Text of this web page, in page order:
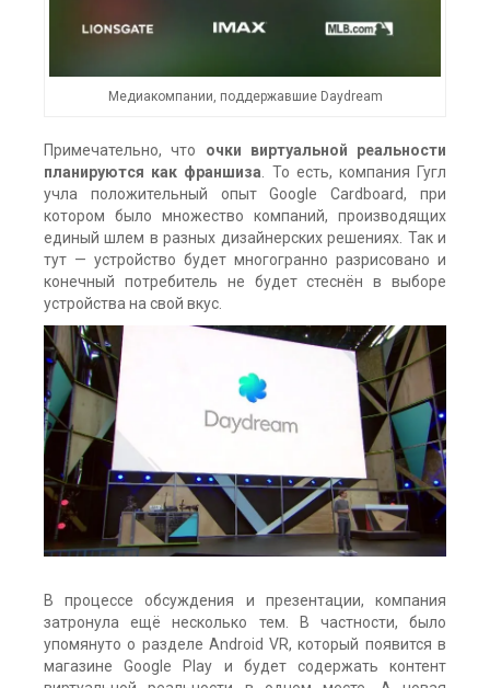
Медиакомпании, поддержавшие Daydream
Примечательно, что очки виртуальной реальности
планируются как франшиза . То есть, компания Гугл
учла положительный опыт Google Cardboard, при
котором было множество компаний, производящих
единый шлем в разных дизайнерских решениях. Так и
тут — устройство будет многогранно разрисовано и
конечный потребитель не будет стеснён в выборе
устройства на свой вкус.
В процессе обсуждения и презентации, компания
затронула ещё несколько тем. В частности, было
упомянуто о разделе Android VR, который появится в
магазине Google Play и будет содержать контент